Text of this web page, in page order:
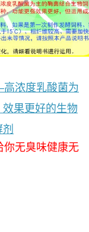
浓度乳酸菌为
果更好的生物
你无臭味健康无